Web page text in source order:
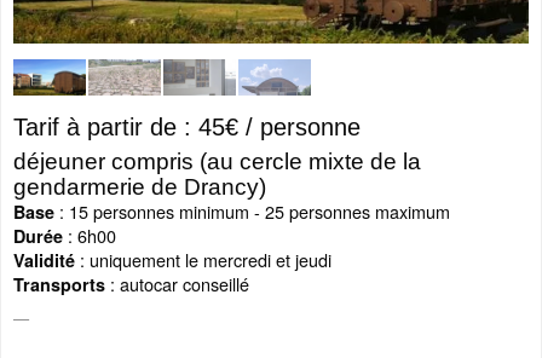
Tarif à partir de : 45€ / personne
déjeuner compris (au cercle mixte de la
gendarmerie de Drancy)
Base : 15 personnes minimum - 25 personnes maximum
Durée : 6h00
Validité : uniquement le mercredi et jeudi
Transports : autocar conseillé